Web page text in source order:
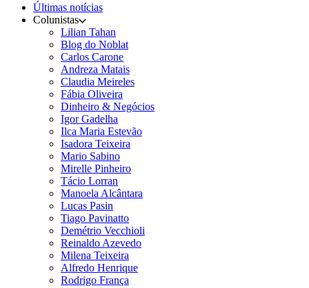
Últimas notícias
Colunistas
Lilian Tahan
Blog do Noblat
Carlos Carone
Andreza Matais
Claudia Meireles
Fábia Oliveira
Dinheiro & Negócios
Igor Gadelha
Ilca Maria Estevão
Isadora Teixeira
Mario Sabino
Mirelle Pinheiro
Tácio Lorran
Manoela Alcântara
Lucas Pasin
Tiago Pavinatto
Demétrio Vecchioli
Reinaldo Azevedo
Milena Teixeira
Alfredo Henrique
Rodrigo França